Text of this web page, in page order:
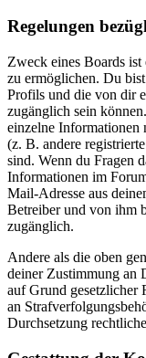
Regelungen
Zweck eines Boards ist
zu ermöglichen. Du
Profils und die von dir
zugänglich sein
einzelne Informationen
(z. B. andere
sind. Wenn du Fragen
Informationen im
Mail-Adresse aus
Betreiber und von ihm
zugänglich.
Andere als die oben
deiner Zustimmung an
auf Grund gesetzlicher
an
Durchsetzung